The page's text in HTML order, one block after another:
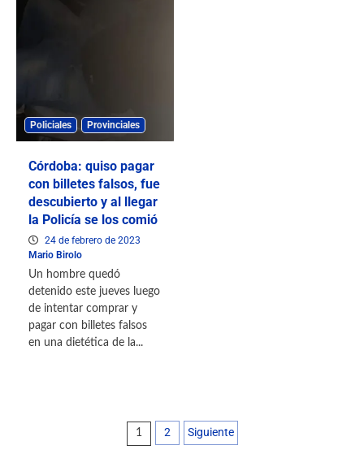
Policiales Provinciales
Córdoba: quiso pagar
con billetes falsos, fue
descubierto y al llegar
la Policía se los comió
24 de febrero de 2023
Mario Birolo
Un hombre quedó
detenido este jueves luego
de intentar comprar y
pagar con billetes falsos
en una dietética de la...
1 2 Siguiente